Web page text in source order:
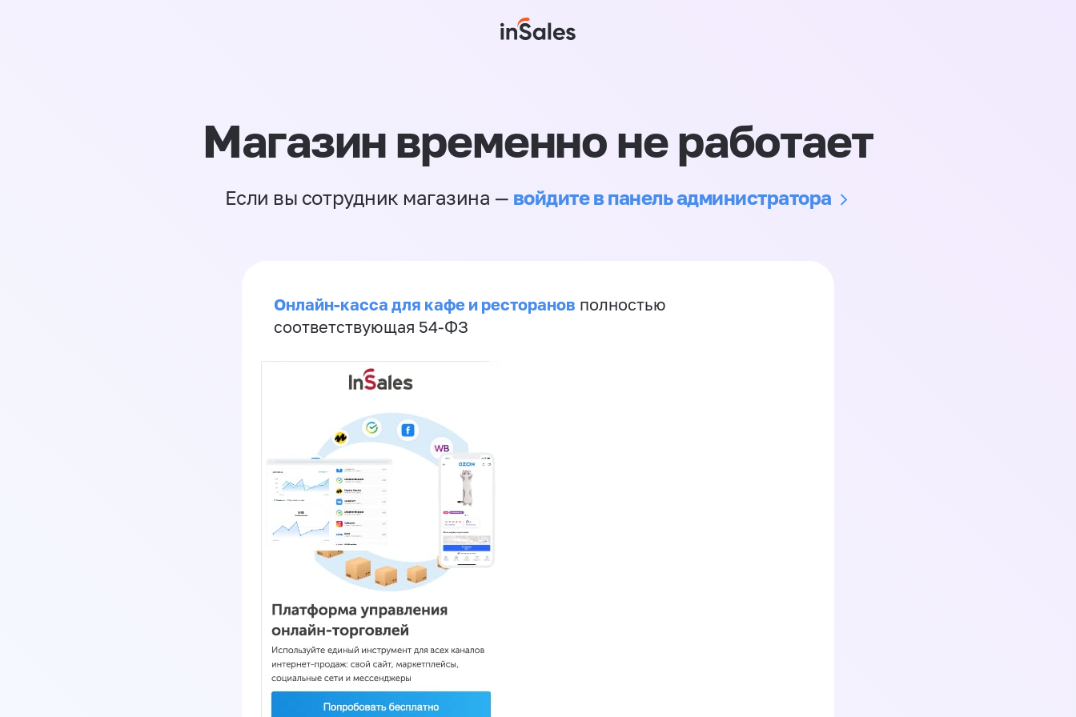
Магазин временно не работает
Если вы сотрудник магазина — войдите в панель администратора
Онлайн-касса для кафе и ресторанов полностью
соответствующая 54-ФЗ